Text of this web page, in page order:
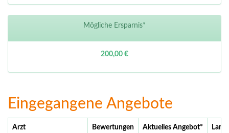
Mögliche Ersparnis*
200,00 €
Eingegangene Angebote
Arzt Bewertungen Aktuelles Angebot*